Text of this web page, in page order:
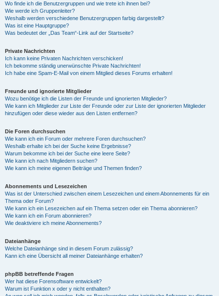
Wo finde ich die Benutzergruppen und wie trete ich ihnen bei?
Wie werde ich Gruppenleiter?
Weshalb werden verschiedene Benutzergruppen farbig dargestellt?
Was ist eine Hauptgruppe?
Was bedeutet der „Das Team“-Link auf der Startseite?
Private Nachrichten
Ich kann keine Privaten Nachrichten verschicken!
Ich bekomme ständig unerwünschte Private Nachrichten!
Ich habe eine Spam-E-Mail von einem Mitglied dieses Forums erhalten!
Freunde und ignorierte Mitglieder
Wozu benötige ich die Listen der Freunde und ignorierten Mitglieder?
Wie kann ich Mitglieder zur Liste der Freunde oder zur Liste der ignorierten Mitglieder
hinzufügen oder diese wieder aus den Listen entfernen?
Die Foren durchsuchen
Wie kann ich ein Forum oder mehrere Foren durchsuchen?
Weshalb erhalte ich bei der Suche keine Ergebnisse?
Warum bekomme ich bei der Suche eine leere Seite?
Wie kann ich nach Mitgliedern suchen?
Wie kann ich meine eigenen Beiträge und Themen finden?
Abonnements und Lesezeichen
Was ist der Unterschied zwischen einem Lesezeichen und einem Abonnements für ein
Thema oder Forum?
Wie kann ich ein Lesezeichen auf ein Thema setzen oder ein Thema abonnieren?
Wie kann ich ein Forum abonnieren?
Wie deaktiviere ich meine Abonnements?
Dateianhänge
Welche Dateianhänge sind in diesem Forum zulässig?
Kann ich eine Übersicht all meiner Dateianhänge erhalten?
phpBB betreffende Fragen
Wer hat diese Forensoftware entwickelt?
Warum ist Funktion x oder y nicht enthalten?